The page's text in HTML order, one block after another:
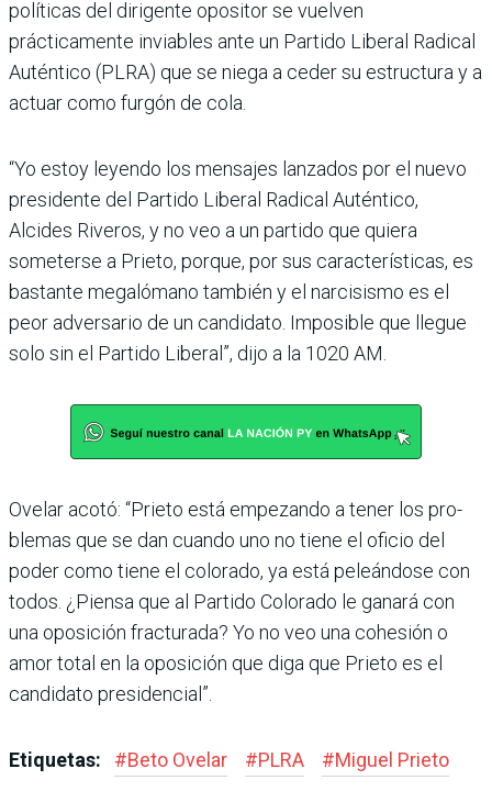
políticas del dirigente oposi­tor se vuelven
prácticamente inviables ante un Partido Libe­ral Radical
Auténtico (PLRA) que se niega a ceder su estruc­tura y a
actuar como furgón de cola.
“Yo estoy leyendo los mensa­jes lanzados por el nuevo
presi­dente del Partido Liberal Radi­cal Auténtico,
Alcides Riveros, y no veo a un partido que quiera
someterse a Prieto, porque, por sus características, es
bastante megalómano también y el nar­cisismo es el
peor adversario de un candidato. Imposible que llegue
solo sin el Partido Libe­ral”, dijo a la 1020 AM.
Ovelar acotó: “Prieto está empezando a tener los pro­
blemas que se dan cuando uno no tiene el oficio del
poder como tiene el colorado, ya está peleándose con
todos. ¿Piensa que al Partido Colo­rado le ganará con
una opo­sición fracturada? Yo no veo una cohesión o
amor total en la oposición que diga que Prieto es el
candidato presidencial”.
Etiquetas: #Beto Ovelar #PLRA #Miguel Prieto